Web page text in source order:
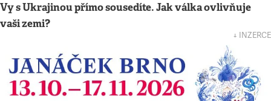
Vy s Ukrajinou přímo sousedíte. Jak válka ovlivňuje
vaši zemi?
↓ INZERCE